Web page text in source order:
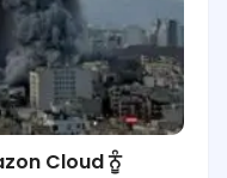
Cloud ਨੂੰ